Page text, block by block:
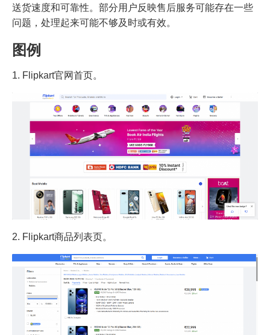
送货速度和可靠性。部分用户反映售后服务可能存在一些
问题，处理起来可能不够及时或有效。
图例
1. Flipkart官网首页。
2. Flipkart商品列表页。